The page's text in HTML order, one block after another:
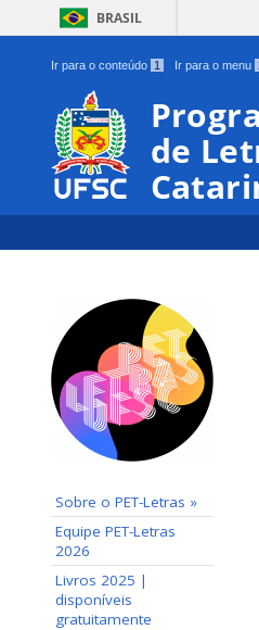
BRASIL
Ir para o conteúdo 1 Ir para o menu
de
Sobre o PET-Letras »
Equipe PET-Letras
2026
Livros 2025 |
disponíveis
gratuitamente